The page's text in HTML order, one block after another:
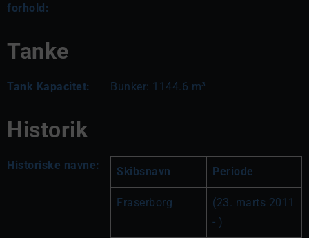
forhold:
Tanke
Tank Kapacitet: Bunker: 1144.6 m³
Historik
Historiske navne: Skibsnavn Periode
Fraserborg
(23. marts 2011
- )